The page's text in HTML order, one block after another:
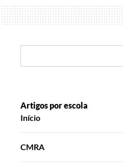
Artigos por escola
Início
CMRA